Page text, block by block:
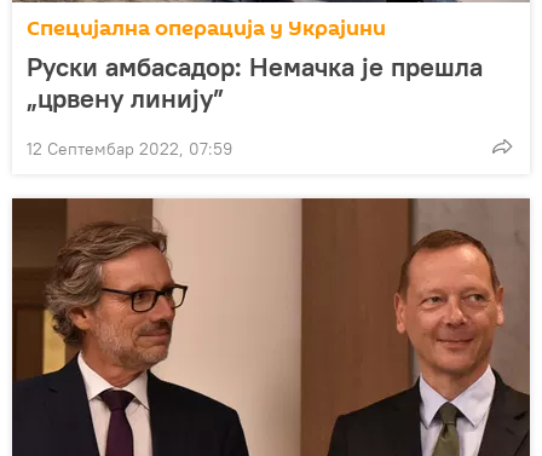
Специјална операција у Украјини
Руски амбасадор: Немачка је прешла
„црвену линију”
12 Септембар 2022, 07:59